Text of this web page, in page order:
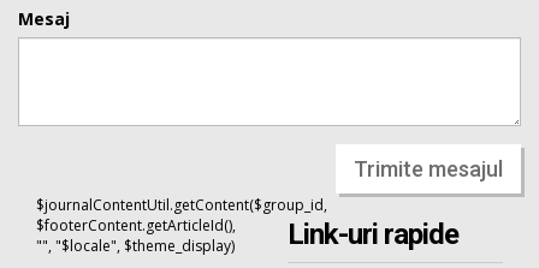
Mesaj
Trimite mesajul
$journalContentUtil.getContent($group_id,
$footerContent.getArticleId(),
"", "$locale", $theme_display)
Link-uri rapide